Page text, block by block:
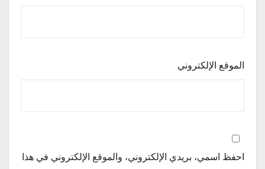
الموقع الإلكتروني
احفظ اسمي، بريدي الإلكتروني، والموقع الإلكتروني في هذا